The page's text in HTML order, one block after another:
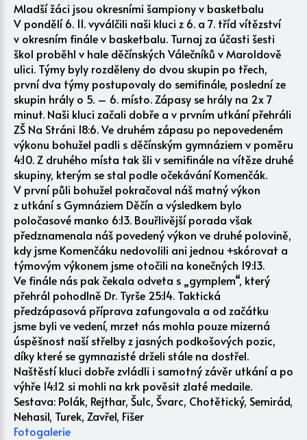
Mladší žáci jsou okresními šampiony v basketbalu
V pondělí 6. 11. vyválčili naši kluci z 6. a 7. tříd vítězství
v okresním finále v basketbalu. Turnaj za účasti šesti
škol proběhl v hale děčínských Válečníků v Maroldově
ulici. Týmy byly rozděleny do dvou skupin po třech,
první dva týmy postupovaly do semifinále, poslední ze
skupin hrály o 5. – 6. místo. Zápasy se hrály na 2x 7
minut. Naši kluci začali dobře a v prvním utkání přehráli
ZŠ Na Stráni 18:6. Ve druhém zápasu po nepovedeném
výkonu bohužel padli s děčínským gymnáziem v poměru
4:10. Z druhého místa tak šli v semifinále na vítěze druhé
skupiny, kterým se stal podle očekávání Komenčák.
V první půli bohužel pokračoval náš matný výkon
z utkání s Gymnáziem Děčín a výsledkem bylo
poločasové manko 6:13. Bouřlivější porada však
předznamenala náš povedený výkon ve druhé polovině,
kdy jsme Komenčáku nedovolili ani jednou +skórovat a
týmovým výkonem jsme otočili na konečných 19:13.
Ve finále nás pak čekala odveta s „gymplem“, který
přehrál pohodlně Dr. Tyrše 25:14. Taktická
předzápasová příprava zafungovala a od začátku
jsme byli ve vedení, mrzet nás mohla pouze mizerná
úspěšnost naší střelby z jasných podkošových pozic,
díky které se gymnazisté drželi stále na dostřel.
Naštěstí kluci dobře zvládli i samotný závěr utkání a po
výhře 14:12 si mohli na krk pověsit zlaté medaile.
Sestava: Polák, Rejthar, Šulc, Švarc, Chotětický, Semirád,
Nehasil, Turek, Zavřel, Fišer
Fotogalerie